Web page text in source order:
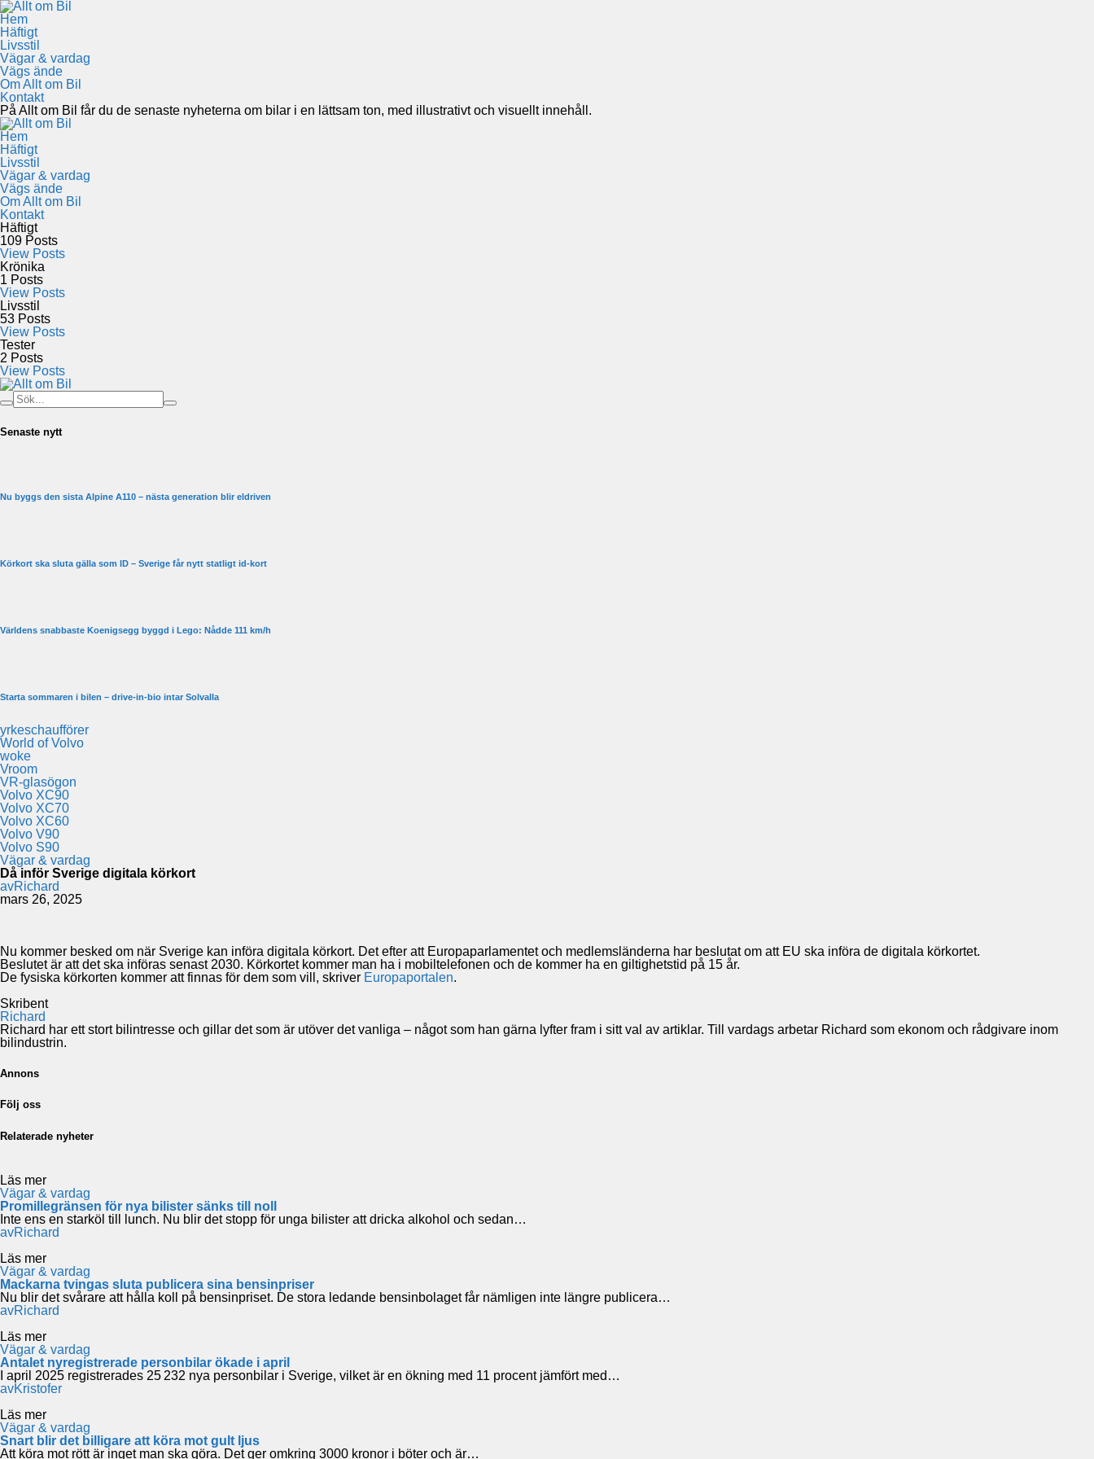
Hem
Häftigt
Livsstil
Vägar & vardag
Vägs ände
Om Allt om Bil
Kontakt
På Allt om Bil får du de senaste nyheterna om bilar i en lättsam ton, med illustrativt och visuellt innehåll.
Hem
Häftigt
Livsstil
Vägar & vardag
Vägs ände
Om Allt om Bil
Kontakt
Häftigt
109 Posts
View Posts
Krönika
1 Posts
View Posts
Livsstil
53 Posts
View Posts
Tester
2 Posts
View Posts
Senaste nytt
Nu byggs den sista Alpine A110 – nästa generation blir eldriven
Körkort ska sluta gälla som ID – Sverige får nytt statligt id-kort
Världens snabbaste Koenigsegg byggd i Lego: Nådde 111 km/h
Starta sommaren i bilen – drive-in-bio intar Solvalla
yrkeschaufförer
World of Volvo
woke
Vroom
VR-glasögon
Volvo XC90
Volvo XC70
Volvo XC60
Volvo V90
Volvo S90
Vägar & vardag
Då inför Sverige digitala körkort
avRichard
mars 26, 2025
Nu kommer besked om när Sverige kan införa digitala körkort. Det efter att Europaparlamentet och medlemsländerna har beslutat om att EU ska införa de digitala körkortet.
Beslutet är att det ska införas senast 2030. Körkortet kommer man ha i mobiltelefonen och de kommer ha en giltighetstid på 15 år.
De fysiska körkorten kommer att finnas för dem som vill, skriver Europaportalen.
Skribent
Richard
Richard har ett stort bilintresse och gillar det som är utöver det vanliga – något som han gärna lyfter fram i sitt val av artiklar. Till vardags arbetar Richard som ekonom och rådgivare inom
bilindustrin.
Annons
Följ oss
Relaterade nyheter
Läs mer
Vägar & vardag
Promillegränsen för nya bilister sänks till noll
Inte ens en starköl till lunch. Nu blir det stopp för unga bilister att dricka alkohol och sedan…
avRichard
Läs mer
Vägar & vardag
Mackarna tvingas sluta publicera sina bensinpriser
Nu blir det svårare att hålla koll på bensinpriset. De stora ledande bensinbolaget får nämligen inte längre publicera…
avRichard
Läs mer
Vägar & vardag
Antalet nyregistrerade personbilar ökade i april
I april 2025 registrerades 25 232 nya personbilar i Sverige, vilket är en ökning med 11 procent jämfört med…
avKristofer
Läs mer
Vägar & vardag
Snart blir det billigare att köra mot gult ljus
Att köra mot rött är inget man ska göra. Det ger omkring 3000 kronor i böter och är…